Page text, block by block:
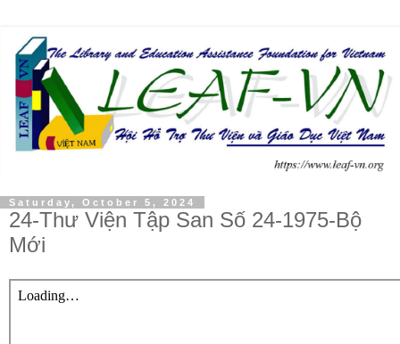
Saturday, October 5, 2024
24-Thư Viện Tập San Số 24-1975-Bộ
Mới